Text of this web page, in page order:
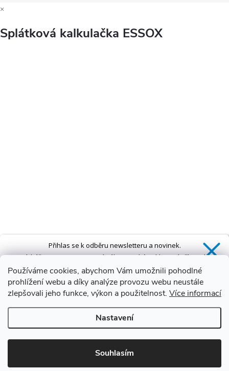
Používáme cookies, abychom Vám umožnili pohodlné
prohlížení webu a díky analýze provozu webu neustále
zlepšovali jeho funkce, výkon a použitelnost. Více informací
Nastavení
Souhlasím
×
Splátková kalkulačka ESSOX
Přihlas se k odběru newsletteru a novinek.
ZískášSLEVU 5 %na první nákup a také exkluzivní přístup k
novinkám, slevám a dalším speciálním nabídkám.*
Ano, chci se přihlásit
Zásady zpracování osobních údajů
*Sleva neplatí na vany s dvířky AVO a VOVO